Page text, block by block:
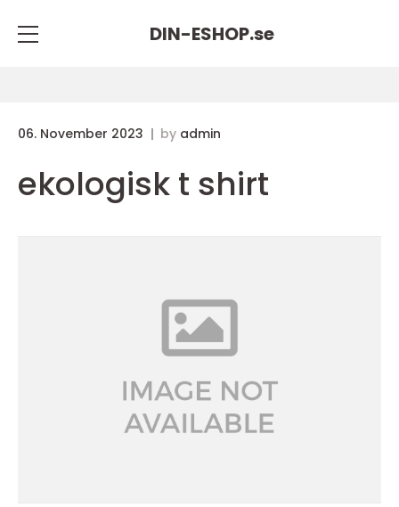
DIN-ESHOP.se
06. November 2023 by admin
ekologisk t shirt